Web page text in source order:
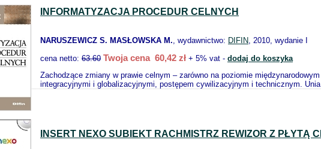
INFORMATYZACJA PROCEDUR CELNYCH
NARUSZEWICZ S. MASŁOWSKA M., wydawnictwo: DIFIN, 2010, wydanie I
cena netto: 63.60 Twoja cena 60,42 zł + 5% vat - dodaj do koszyka
Zachodzące zmiany w prawie celnym – zarówno na poziomie
integracyjnymi i globalizacyjnymi, postępem cywilizacyjnym i technicznym.
INSERT NEXO SUBIEKT RACHMISTRZ REWIZOR Z PŁYTĄ